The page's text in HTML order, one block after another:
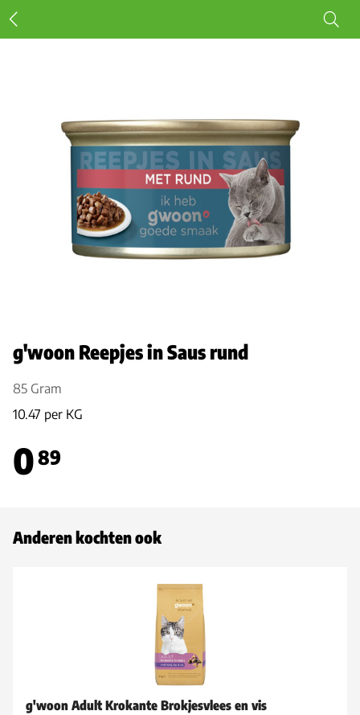
g'woon Reepjes in Saus rund
85 Gram
10.47 per KG
089
Anderen kochten ook
g'woon Adult Krokante Brokjesvlees en vis